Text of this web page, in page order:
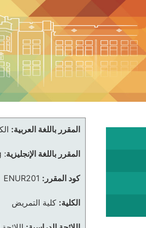
المقرر باللغة العربية:
المقرر باللغة الإنجليزية:
كود المقرر: ENUR201
الكلية: كلية التمريض